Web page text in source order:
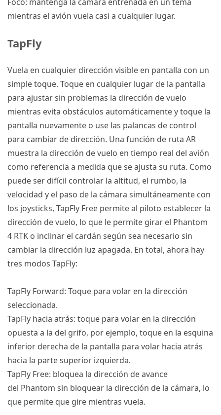
mientras el avión vuela casi a cualquier lugar.
TapFly
Vuela en cualquier dirección visible en pantalla con un
simple toque. Toque en cualquier lugar de la pantalla
para ajustar sin problemas la dirección de vuelo
mientras evita obstáculos automáticamente y toque la
pantalla nuevamente o use las palancas de control
para cambiar de dirección. Una función de ruta AR
muestra la dirección de vuelo en tiempo real del avión
como referencia a medida que se ajusta su ruta. Como
puede ser difícil controlar la altitud, el rumbo, la
velocidad y el paso de la cámara simultáneamente con
los joysticks, TapFly Free permite al piloto establecer la
dirección de vuelo, lo que le permite girar el Phantom
4 RTK o inclinar el cardán según sea necesario sin
cambiar la dirección luz apagada. En total, ahora hay
tres modos TapFly:
TapFly Forward: Toque para volar en la dirección
seleccionada.
TapFly hacia atrás: toque para volar en la dirección
opuesta a la del grifo, por ejemplo, toque en la esquina
inferior derecha de la pantalla para volar hacia atrás
hacia la parte superior izquierda.
TapFly Free: bloquea la dirección de avance
del Phantom sin bloquear la dirección de la cámara, lo
que permite que gire mientras vuela.